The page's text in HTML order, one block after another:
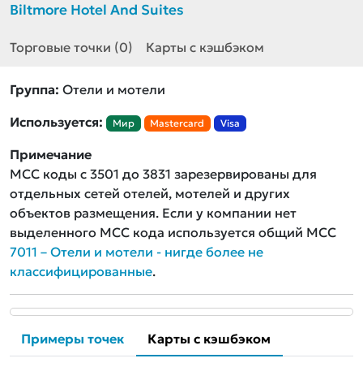
Biltmore Hotel And Suites
Торговые точки (0) Карты с кэшбэком
Группа: Отели и мотели
Используется:
Мир Mastercard Visa
Примечание
MCC коды с 3501 до 3831 зарезервированы для
отдельных сетей отелей, мотелей и других
объектов размещения. Если у компании нет
выделенного MCC кода используется общий MCC
7011 – Отели и мотели - нигде более не
классифицированные.
Примеры точек Карты с кэшбэком